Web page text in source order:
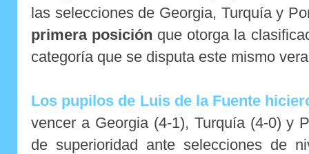
las selecciones de Georgia, Turquía y
primera posición que otorga la
categoría que se disputa este mismo
Los pupilos de Luis de la Fuente
vencer a Georgia (4-1), Turquía (4-0) y
de superioridad ante selecciones de